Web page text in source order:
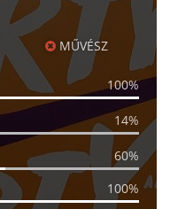
MŰVÉSZ
100%
14%
60%
100%